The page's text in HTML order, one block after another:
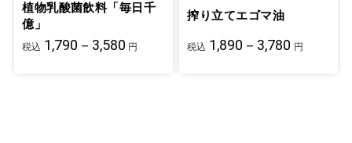
植物乳酸菌飲料「毎日千
億」
税込 1,790－3,580 円
搾り立てエゴマ油
税込 1,890－3,780 円